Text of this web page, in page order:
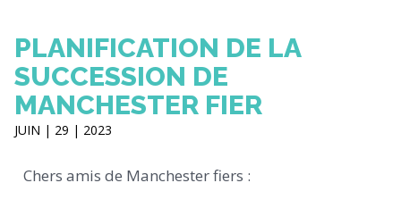
PLANIFICATION DE LA
SUCCESSION DE
MANCHESTER FIER
JUIN | 29 | 2023
Chers amis de Manchester fiers :